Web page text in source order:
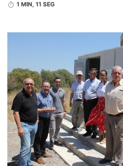
1 MIN, 11 SEG